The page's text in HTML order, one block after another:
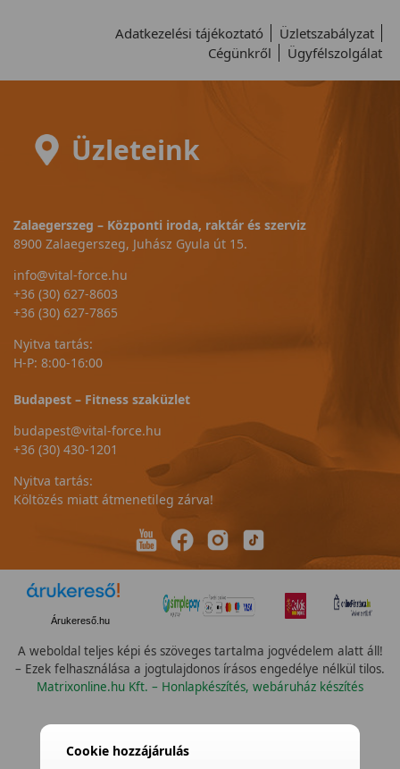
Adatkezelési tájékoztató
Üzletszabályzat
Cégünkről
Ügyfélszolgálat
Üzleteink
Zalaegerszeg – Központi iroda, raktár és szerviz
8900 Zalaegerszeg, Juhász Gyula út 15.
info@vital-force.hu
+36 (30) 627-8603
+36 (30) 627-7865
Nyitva tartás:
H-P: 8:00-16:00
Budapest – Fitness szaküzlet
budapest@vital-force.hu
+36 (30) 430-1201
Nyitva tartás:
Költözés miatt átmenetileg zárva!
Árukereső.hu
A weboldal teljes képi és szöveges tartalma jogvédelem alatt áll!
– Ezek felhasználása a jogtulajdonos írásos engedélye nélkül tilos.
Matrixonline.hu Kft. – Honlapkészítés, webáruház készítés
Cookie hozzájárulás